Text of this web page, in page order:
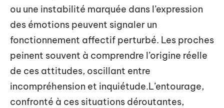
ou une instabilité marquée dans l’expression
des émotions peuvent signaler un
fonctionnement affectif perturbé. Les proches
peinent souvent à comprendre l’origine réelle
de ces attitudes, oscillant entre
incompréhension et inquiétude.L’entourage,
confronté à ces situations déroutantes,